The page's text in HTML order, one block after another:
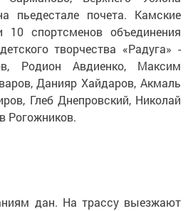
пьедестале почета. Камские
10 спортсменов объединения
творчества «Радуга» -
Родион Авдиенко, Максим
Данияр Хайдаров, Акмаль
Глеб Днепровский, Николай
Рогожников.
дан. На трассу выезжают